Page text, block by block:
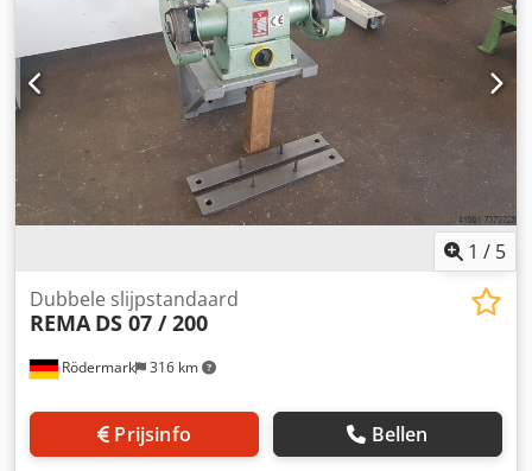
1 / 5
Rödermark 316 km
Dubbele slijpstandaard
REMA DS 07 / 200
Prijsinfo Bellen